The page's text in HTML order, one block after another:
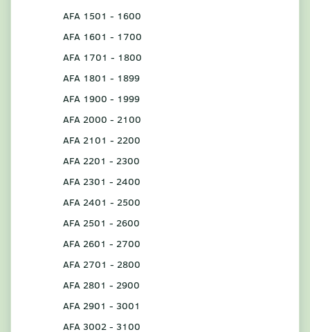
AFA 1501 - 1600
AFA 1601 - 1700
AFA 1701 - 1800
AFA 1801 - 1899
AFA 1900 - 1999
AFA 2000 - 2100
AFA 2101 - 2200
AFA 2201 - 2300
AFA 2301 - 2400
AFA 2401 - 2500
AFA 2501 - 2600
AFA 2601 - 2700
AFA 2701 - 2800
AFA 2801 - 2900
AFA 2901 - 3001
AFA 3002 - 3100